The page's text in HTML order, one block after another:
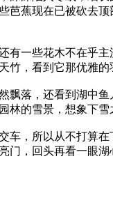
蕉现在已被砍去
一些花木不在乎
竹，看到它那优雅
落，还看到湖中
林的雪景，想象下
，所以从不打算
，回头再看一眼